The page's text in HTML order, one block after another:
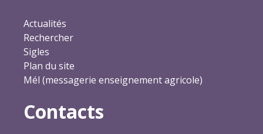
Actualités
Rechercher
Sigles
Plan du site
Mél (messagerie enseignement agricole)
Contacts